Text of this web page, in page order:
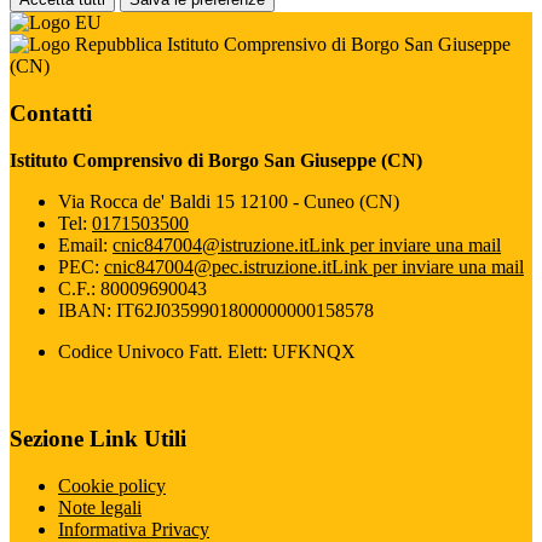
Istituto Comprensivo di Borgo San Giuseppe
(CN)
Contatti
Istituto Comprensivo di Borgo San Giuseppe (CN)
Via Rocca de' Baldi 15 12100 - Cuneo (CN)
Tel: 0171503500
Email: cnic847004@istruzione.itLink per inviare una mail
PEC: cnic847004@pec.istruzione.itLink per inviare una mail
C.F.: 80009690043
IBAN: IT62J0359901800000000158578
Codice Univoco Fatt. Elett: UFKNQX
Sezione Link Utili
Cookie policy
Note legali
Informativa Privacy